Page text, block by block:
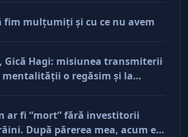
fim mulţumiţi şi cu ce nu avem
Gică Hagi: misiunea transmiterii
o regăsim şi la
ar fi “mort” fără investitorii
După părerea mea, acum e